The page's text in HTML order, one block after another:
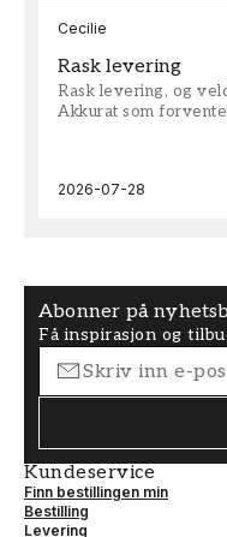
Cecilie
Rask levering
Rask levering, og
Akkurat som
2026-07-28
Abonner på
Få inspirasjon og
Kundeservice
Finn bestillingen min
Bestilling
Levering